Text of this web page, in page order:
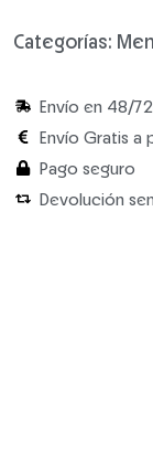
Categorías:
Envío en 48/
Envío Gratis a
Pago seguro
Devolución